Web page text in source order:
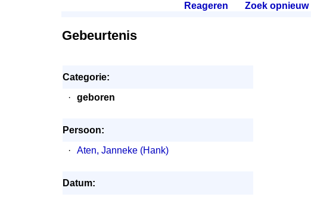
Reageren Zoek opnieuw.
Gebeurtenis
Categorie:
·
geboren
Persoon:
·
Aten, Janneke (Hank)
Datum: